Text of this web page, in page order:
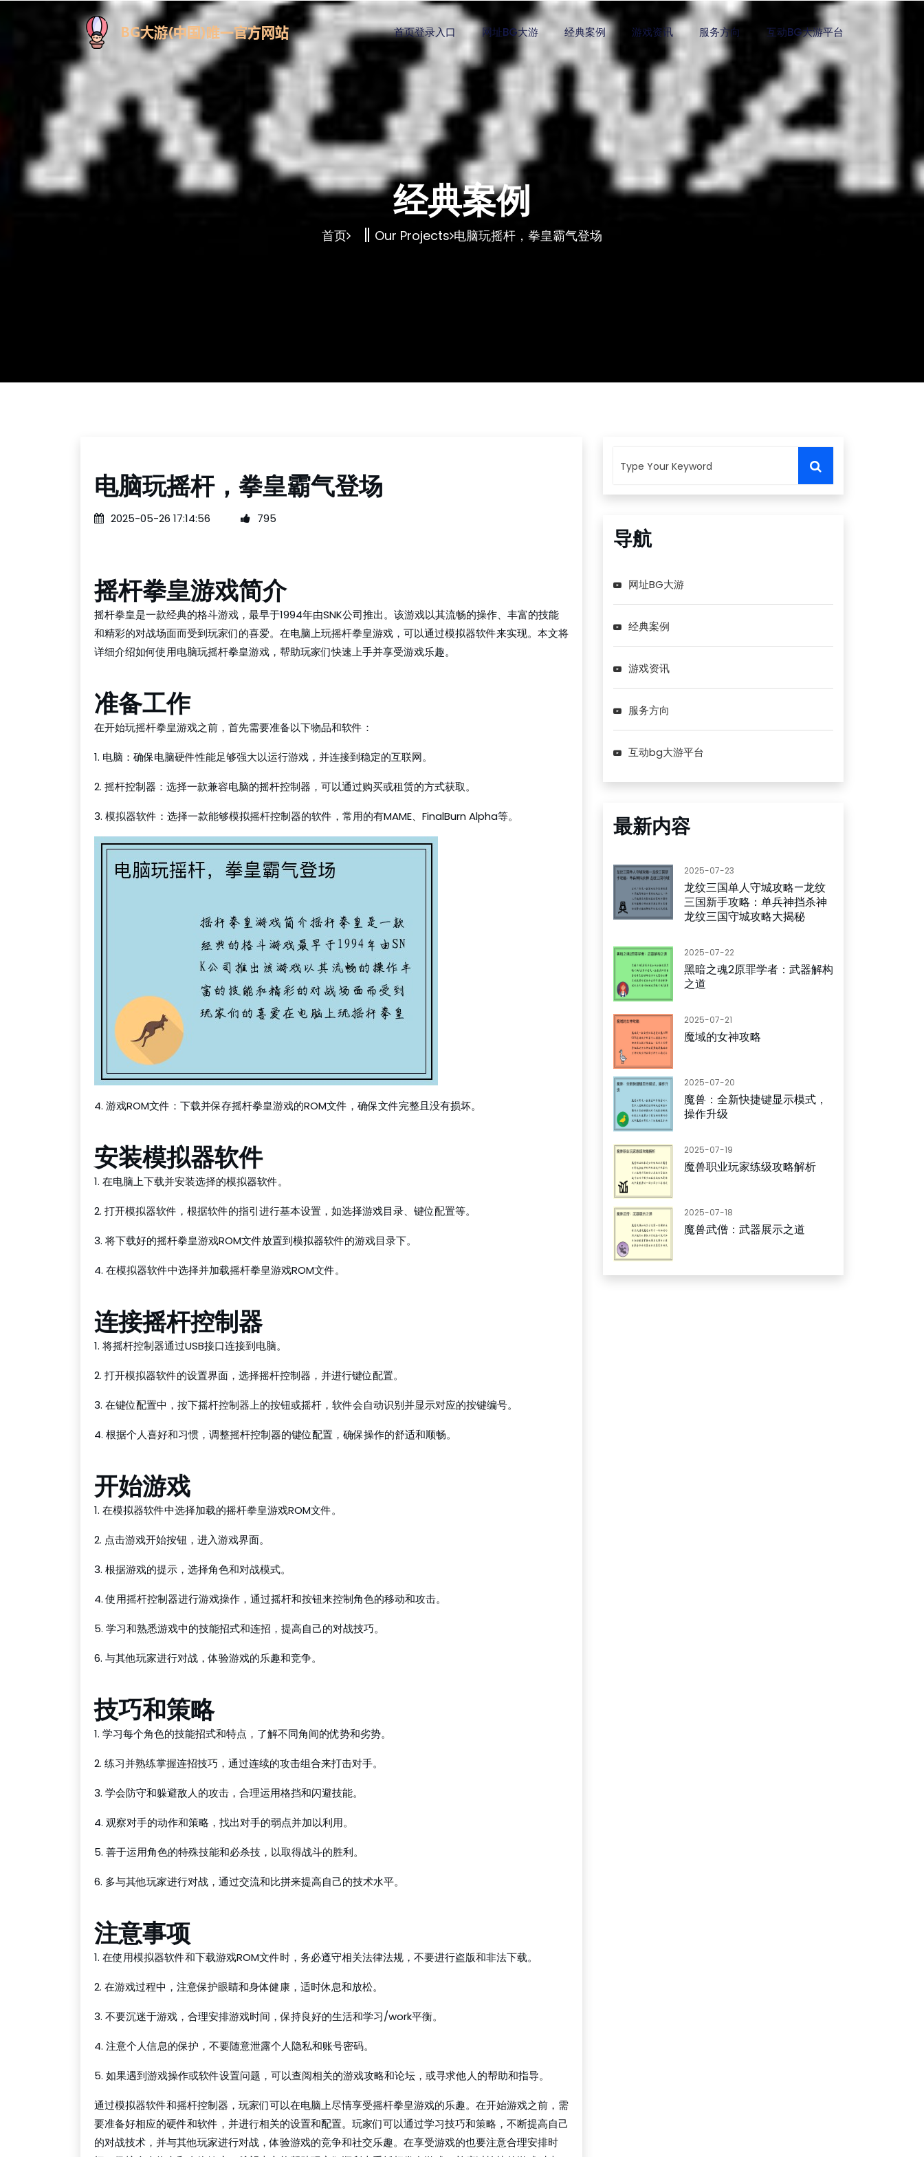
首页登录入口 网址BG大游 经典案例 游戏资讯 服务方向 互动BG大游平台
经典案例
首页 Our Projects 电脑玩摇杆，拳皇霸气登场
电脑玩摇杆，拳皇霸气登场
2025-05-26 17:14:56 795
摇杆拳皇游戏简介
摇杆拳皇是一款经典的格斗游戏，最早于1994年由SNK公司推出。该游戏以其流畅的操作、丰富的技能
和精彩的对战场面而受到玩家们的喜爱。在电脑上玩摇杆拳皇游戏，可以通过模拟器软件来实现。本文将
详细介绍如何使用电脑玩摇杆拳皇游戏，帮助玩家们快速上手并享受游戏乐趣。
准备工作
在开始玩摇杆拳皇游戏之前，首先需要准备以下物品和软件：
1. 电脑：确保电脑硬件性能足够强大以运行游戏，并连接到稳定的互联网。
2. 摇杆控制器：选择一款兼容电脑的摇杆控制器，可以通过购买或租赁的方式获取。
3. 模拟器软件：选择一款能够模拟摇杆控制器的软件，常用的有MAME、FinalBurn Alpha等。
4. 游戏ROM文件：下载并保存摇杆拳皇游戏的ROM文件，确保文件完整且没有损坏。
安装模拟器软件
1. 在电脑上下载并安装选择的模拟器软件。
2. 打开模拟器软件，根据软件的指引进行基本设置，如选择游戏目录、键位配置等。
3. 将下载好的摇杆拳皇游戏ROM文件放置到模拟器软件的游戏目录下。
4. 在模拟器软件中选择并加载摇杆拳皇游戏ROM文件。
连接摇杆控制器
1. 将摇杆控制器通过USB接口连接到电脑。
2. 打开模拟器软件的设置界面，选择摇杆控制器，并进行键位配置。
3. 在键位配置中，按下摇杆控制器上的按钮或摇杆，软件会自动识别并显示对应的按键编号。
4. 根据个人喜好和习惯，调整摇杆控制器的键位配置，确保操作的舒适和顺畅。
开始游戏
1. 在模拟器软件中选择加载的摇杆拳皇游戏ROM文件。
2. 点击游戏开始按钮，进入游戏界面。
3. 根据游戏的提示，选择角色和对战模式。
4. 使用摇杆控制器进行游戏操作，通过摇杆和按钮来控制角色的移动和攻击。
5. 学习和熟悉游戏中的技能招式和连招，提高自己的对战技巧。
6. 与其他玩家进行对战，体验游戏的乐趣和竞争。
技巧和策略
1. 学习每个角色的技能招式和特点，了解不同角间的优势和劣势。
2. 练习并熟练掌握连招技巧，通过连续的攻击组合来打击对手。
3. 学会防守和躲避敌人的攻击，合理运用格挡和闪避技能。
4. 观察对手的动作和策略，找出对手的弱点并加以利用。
5. 善于运用角色的特殊技能和必杀技，以取得战斗的胜利。
6. 多与其他玩家进行对战，通过交流和比拼来提高自己的技术水平。
注意事项
1. 在使用模拟器软件和下载游戏ROM文件时，务必遵守相关法律法规，不要进行盗版和非法下载。
2. 在游戏过程中，注意保护眼睛和身体健康，适时休息和放松。
3. 不要沉迷于游戏，合理安排游戏时间，保持良好的生活和学习/work平衡。
4. 注意个人信息的保护，不要随意泄露个人隐私和账号密码。
5. 如果遇到游戏操作或软件设置问题，可以查阅相关的游戏攻略和论坛，或寻求他人的帮助和指导。
通过模拟器软件和摇杆控制器，玩家们可以在电脑上尽情享受摇杆拳皇游戏的乐趣。在开始游戏之前，需
要准备好相应的硬件和软件，并进行相关的设置和配置。玩家们可以通过学习技巧和策略，不断提高自己
的对战技术，并与其他玩家进行对战，体验游戏的竞争和社交乐趣。在享受游戏的也要注意合理安排时
导航
网址BG大游
经典案例
游戏资讯
服务方向
互动bg大游平台
最新内容
2025-07-23
龙纹三国单人守城攻略—龙纹
三国新手攻略：单兵神挡杀神
龙纹三国守城攻略大揭秘
2025-07-22
黑暗之魂2原罪学者：武器解构
之道
2025-07-21
魔域的女神攻略
2025-07-20
魔兽：全新快捷键显示模式，
操作升级
2025-07-19
魔兽职业玩家练级攻略解析
2025-07-18
魔兽武僧：武器展示之道